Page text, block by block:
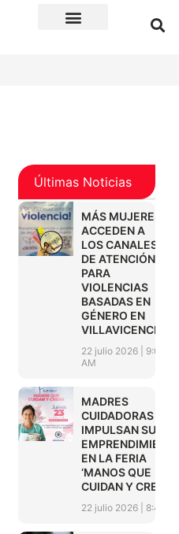
Últimas Noticias
MÁS MUJERES
ACCEDEN A
LOS CANALES
DE ATENCIÓN
PARA
VIOLENCIAS
BASADAS EN
GÉNERO EN
VILLAVICENCIO
22 julio 2026
9:01
AM
MADRES
CUIDADORAS
IMPULSAN SUS
EN LA FERIA
‘MANOS QUE
CUIDAN Y CREAN’
22 julio 2026 8:45